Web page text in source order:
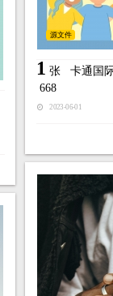
源文件
1 张 卡通国
668
2023-06-01